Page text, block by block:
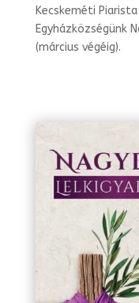
Kecskeméti
Egyházközségünk
(március végéig).